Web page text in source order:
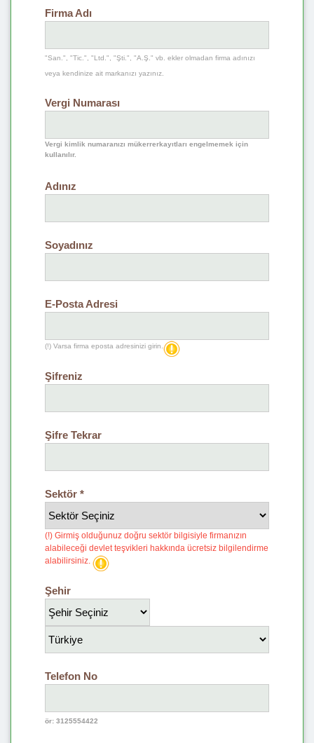
Firma Adı
"San.", "Tic.", "Ltd.", "Şti.", "A.Ş." vb. ekler olmadan firma adınızı
veya kendinize ait markanızı yazınız.
Vergi Numarası
Vergi kimlik numaranızı mükerrerkayıtları engelmemek için
kullanılır.
Adınız
Soyadınız
E-Posta Adresi
(!) Varsa firma eposta adresinizi girin.
Şifreniz
Şifre Tekrar
Sektör *
(!) Girmiş olduğunuz doğru sektör bilgisiyle firmanızın
alabileceği devlet teşvikleri hakkında ücretsiz bilgilendirme
alabilirsiniz.
Şehir
Telefon No
ör: 3125554422